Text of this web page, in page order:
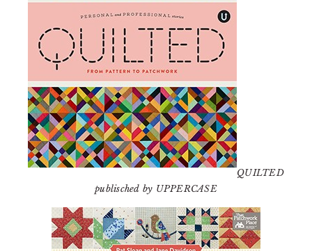
QUILTED
publisched by UPPERCASE